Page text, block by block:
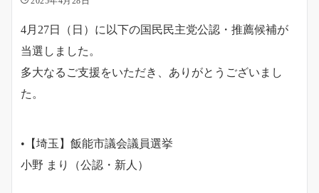
4月27日（日）に以下の国民民主党公認・推薦候補が
当選しました。
多大なるご支援をいただき、ありがとうございまし
た。
•【埼玉】飯能市議会議員選挙
小野 まり（公認・新人）